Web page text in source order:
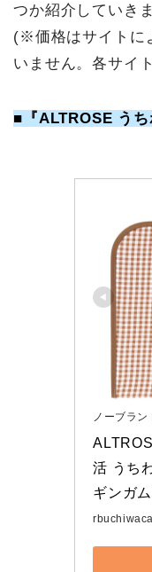
つか紹介していき
(※価格はサイトに
いません。各サイ
■『ALTROSE うち
ノーブラン
活 うち
ギンガ